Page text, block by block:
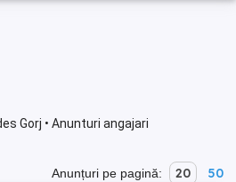
Gorj • Anunturi angajari
Anunțuri pe pagină: 20 50